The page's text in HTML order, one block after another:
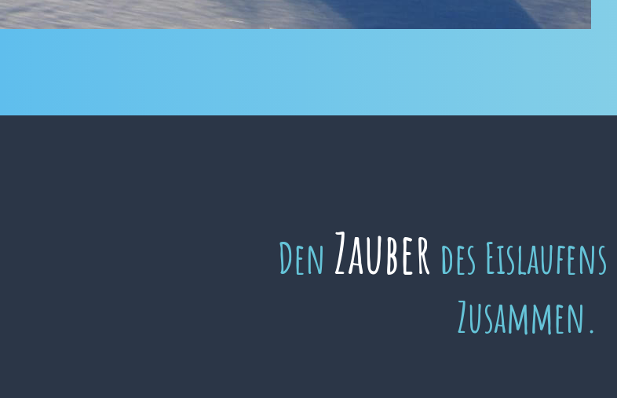
Den Zauber des Eislaufens
Zusammen.